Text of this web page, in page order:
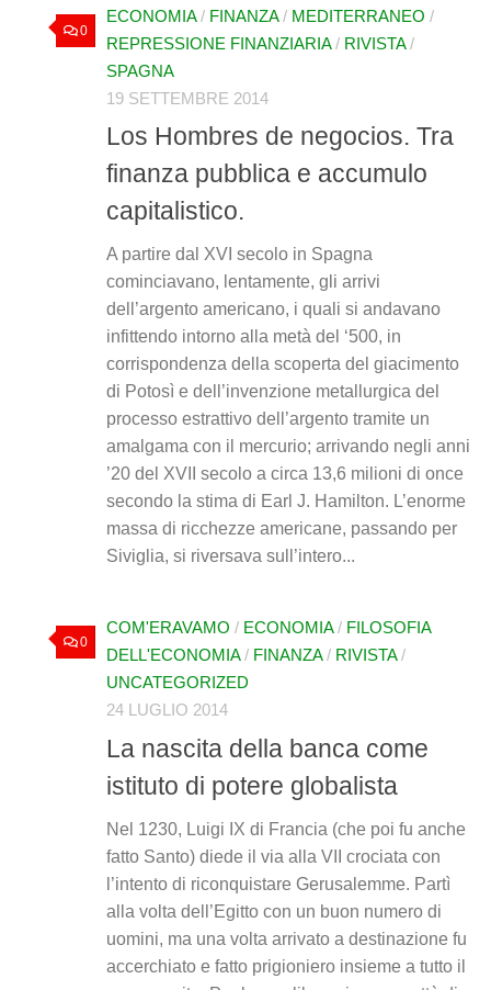
0
ECONOMIA/ FINANZA/ MEDITERRANEO /
REPRESSIONE FINANZIARIA/ RIVISTA/
SPAGNA
19 SETTEMBRE 2014
Los Hombres de negocios. Tra
finanza pubblica e accumulo
capitalistico.
A partire dal XVI secolo in Spagna
cominciavano, lentamente, gli arrivi
dell’argento americano, i quali si andavano
infittendo intorno alla metà del ‘500, in
corrispondenza della scoperta del giacimento
di Potosì e dell’invenzione metallurgica del
processo estrattivo dell’argento tramite un
amalgama con il mercurio; arrivando negli anni
’20 del XVII secolo a circa 13,6 milioni di once
secondo la stima di Earl J. Hamilton. L’enorme
massa di ricchezze americane, passando per
Siviglia, si riversava sull’intero...
0
COM'ERAVAMO / ECONOMIA/ FILOSOFIA
DELL'ECONOMIA/ FINANZA/ RIVISTA/
UNCATEGORIZED
24 LUGLIO 2014
La nascita della banca come
istituto di potere globalista
Nel 1230, Luigi IX di Francia (che poi fu anche
fatto Santo) diede il via alla VII crociata con
l’intento di riconquistare Gerusalemme. Partì
alla volta dell’Egitto con un buon numero di
uomini, ma una volta arrivato a destinazione fu
accerchiato e fatto prigioniero insieme a tutto il